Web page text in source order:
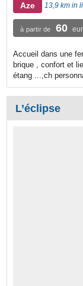
Aze 13,9 km in
à partir de 60
Accueil dans une
brique , confort et
étang ...,ch
L’éclipse